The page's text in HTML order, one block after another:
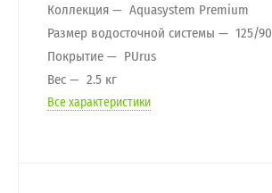
Коллекция
Aquasystem Premium
Размер водосточной системы
125/90
Покрытие
PUrus
Вес
2.5 кг
Все характеристики